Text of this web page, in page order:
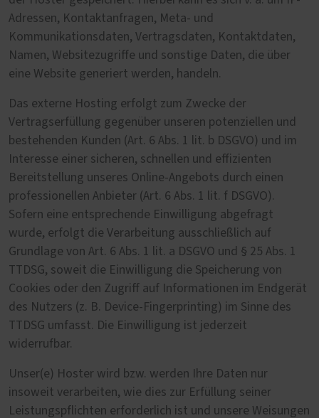
Adressen, Kontaktanfragen, Meta- und
Kommunikationsdaten, Vertragsdaten, Kontaktdaten,
Namen, Websitezugriffe und sonstige Daten, die über
eine Website generiert werden, handeln.
Das externe Hosting erfolgt zum Zwecke der
Vertragserfüllung gegenüber unseren potenziellen und
bestehenden Kunden (Art. 6 Abs. 1 lit. b DSGVO) und im
Interesse einer sicheren, schnellen und effizienten
Bereitstellung unseres Online-Angebots durch einen
professionellen Anbieter (Art. 6 Abs. 1 lit. f DSGVO).
Sofern eine entsprechende Einwilligung abgefragt
wurde, erfolgt die Verarbeitung ausschließlich auf
Grundlage von Art. 6 Abs. 1 lit. a DSGVO und § 25 Abs. 1
TTDSG, soweit die Einwilligung die Speicherung von
Cookies oder den Zugriff auf Informationen im Endgerät
des Nutzers (z. B. Device-Fingerprinting) im Sinne des
TTDSG umfasst. Die Einwilligung ist jederzeit
widerrufbar.
Unser(e) Hoster wird bzw. werden Ihre Daten nur
insoweit verarbeiten, wie dies zur Erfüllung seiner
Leistungspflichten erforderlich ist und unsere Weisungen